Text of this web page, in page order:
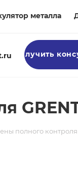
металла
Получить
полного